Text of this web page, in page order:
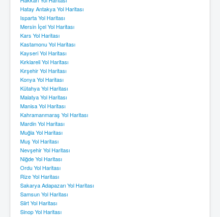
Hatay Antakya Yol Haritası
Isparta Yol Haritası
Mersin İçel Yol Haritası
Kars Yol Haritası
Kastamonu Yol Haritası
Kayseri Yol Haritası
Kırklareli Yol Haritası
Kırşehir Yol Haritası
Konya Yol Haritası
Kütahya Yol Haritası
Malatya Yol Haritası
Manisa Yol Haritası
Kahramanmaraş Yol Haritası
Mardin Yol Haritası
Muğla Yol Haritası
Muş Yol Haritası
Nevşehir Yol Haritası
Niğde Yol Haritası
Ordu Yol Haritası
Rize Yol Haritası
Sakarya Adapazarı Yol Haritası
Samsun Yol Haritası
Siirt Yol Haritası
Sinop Yol Haritası